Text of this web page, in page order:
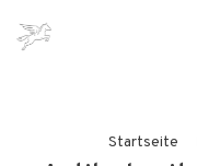
Startseite